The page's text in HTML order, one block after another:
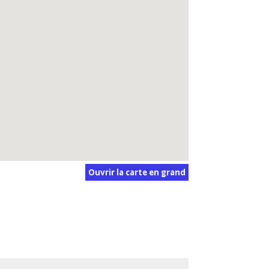
Ouvrir la carte en grand